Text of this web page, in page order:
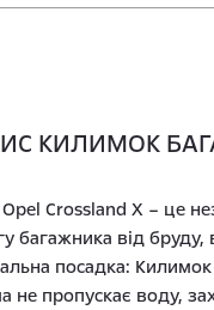
КИЛИМОК
Crossland X – це
багажника від
посадка:
не пропускає воду,